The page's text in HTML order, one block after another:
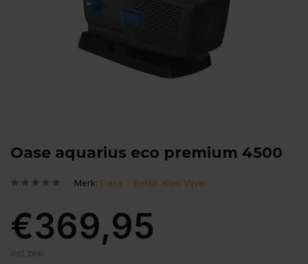
Oase aquarius eco premium 4500
Merk: Oase Bekijk alles Vijver
€369,95
Incl. btw